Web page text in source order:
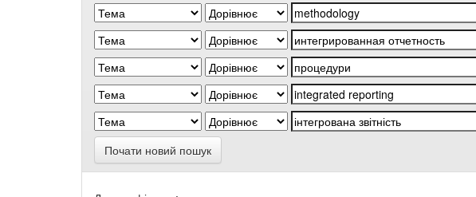
Почати новий пошук